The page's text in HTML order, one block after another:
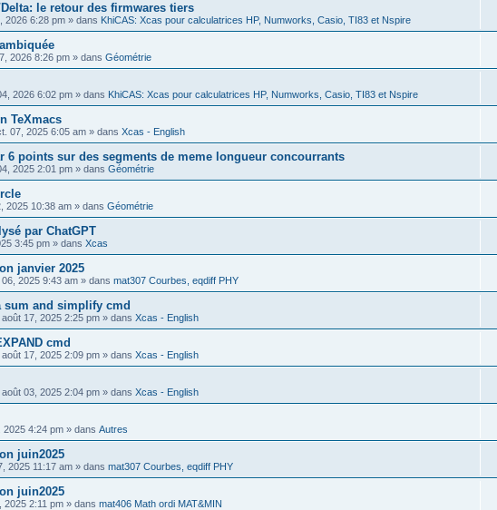
le retour des firmwares tiers
2026 6:28 pm » dans KhiCAS: Xcas pour calculatrices HP, Numworks, Casio, TI83 et Nspire
2026 8:26 pm » dans Géométrie
2026 6:02 pm » dans KhiCAS: Xcas pour calculatrices HP, Numworks, Casio, TI83 et Nspire
TeXmacs
07, 2025 6:05 am » dans Xcas - English
6 points sur des segments de meme longueur concourrants
2025 2:01 pm » dans Géométrie
2025 10:38 am » dans Géométrie
par ChatGPT
3:45 pm » dans Xcas
janvier 2025
2025 9:43 am » dans mat307 Courbes, eqdiff PHY
and simplify cmd
août 17, 2025 2:25 pm » dans Xcas - English
cmd
août 17, 2025 2:09 pm » dans Xcas - English
août 03, 2025 2:04 pm » dans Xcas - English
2025 4:24 pm » dans Autres
juin2025
2025 11:17 am » dans mat307 Courbes, eqdiff PHY
juin2025
2025 2:11 pm » dans mat406 Math ordi MAT&MIN